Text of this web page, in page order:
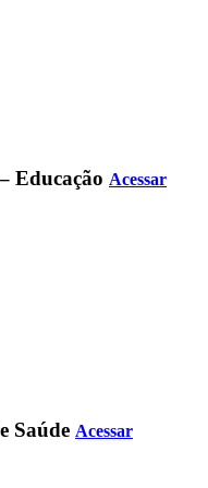
Educação Acessar
Saúde Acessar